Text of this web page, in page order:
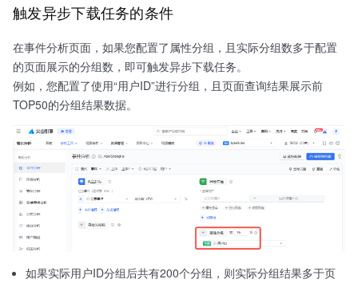
触发异步下载任务的条件
在事件分析页面，如果您配置了属性分组，且实际分组数多于配置
的页面展示的分组数，即可触发异步下载任务。
例如，您配置了使用“用户ID”进行分组，且页面查询结果展示前
TOP50的分组结果数据。
如果实际用户ID分组后共有200个分组，则实际分组结果多于页